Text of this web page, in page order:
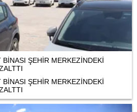
ŞEHİR MERKEZİNDEKİ
ŞEHİR MERKEZİNDEKİ